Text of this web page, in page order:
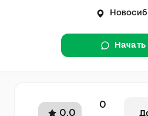
Начать
0.0
0